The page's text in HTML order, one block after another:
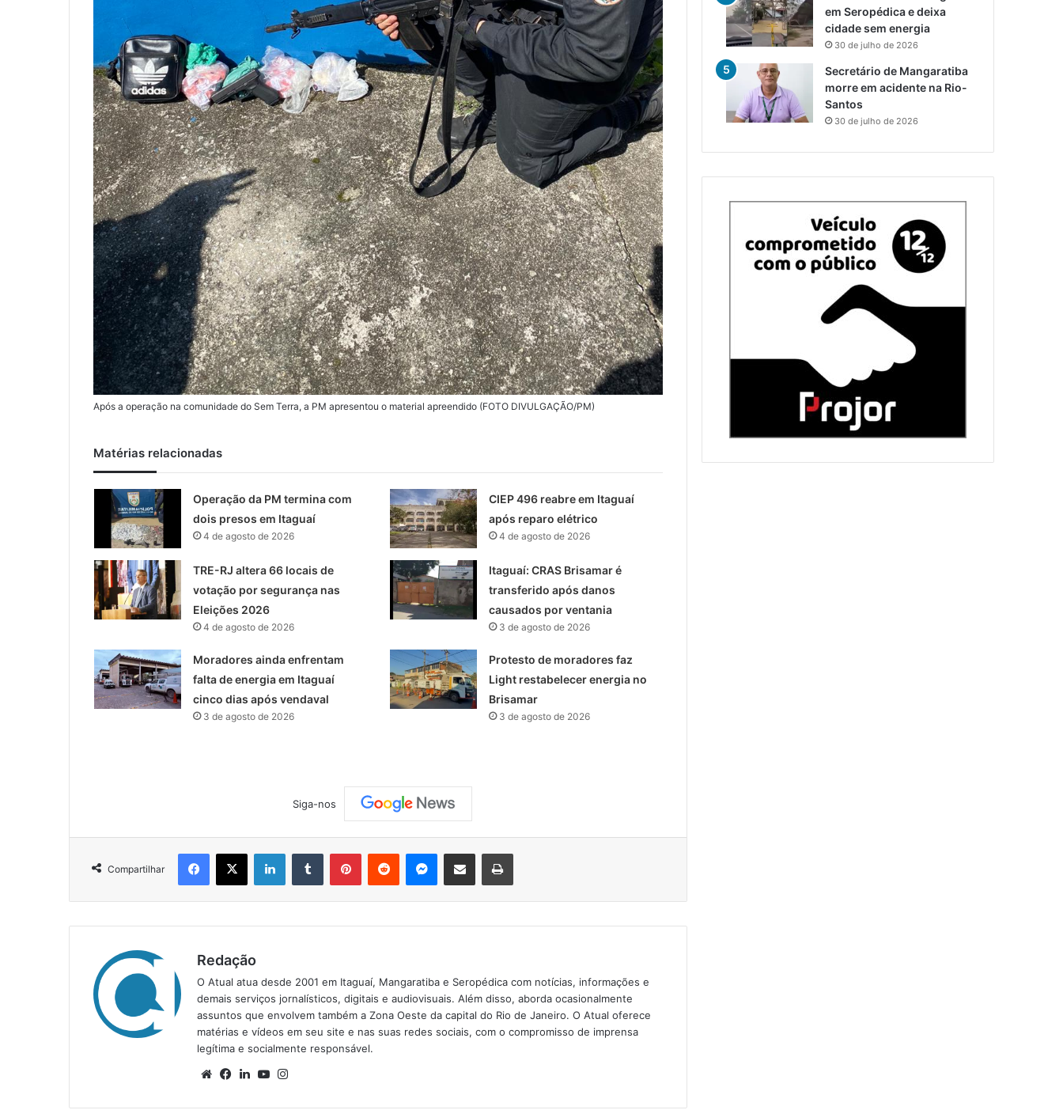
Após a operação na comunidade do Sem Terra, a PM apresentou o material apreendido (FOTO DIVULGAÇÃO/PM)
Matérias relacionadas
Operação da PM termina com
dois presos em Itaguaí
4 de agosto de 2026
CIEP 496 reabre em Itaguaí
após reparo elétrico
4 de agosto de 2026
TRE-RJ altera 66 locais de
votação por segurança nas
Eleições 2026
4 de agosto de 2026
Itaguaí: CRAS Brisamar é
transferido após danos
causados por ventania
3 de agosto de 2026
Moradores ainda enfrentam
falta de energia em Itaguaí
cinco dias após vendaval
3 de agosto de 2026
Protesto de moradores faz
Light restabelecer energia no
Brisamar
3 de agosto de 2026
Siga-nos
Compartilhar
Redação
O Atual atua desde 2001 em Itaguaí, Mangaratiba e Seropédica com notícias, informações e
demais serviços jornalísticos, digitais e audiovisuais. Além disso, aborda ocasionalmente
assuntos que envolvem também a Zona Oeste da capital do Rio de Janeiro. O Atual oferece
matérias e vídeos em seu site e nas suas redes sociais, com o compromisso de imprensa
legítima e socialmente responsável.
We Fa Lin Yo
em Seropédica e deixa
cidade sem energia
30 de julho de 2026
Secretário de Mangaratiba
morre em acidente na Rio-
Santos
30 de julho de 2026